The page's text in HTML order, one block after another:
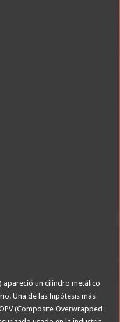
apareció un cilindro metálico
Una de las hipótesis más
(Composite Overwrapped